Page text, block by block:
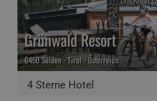
4 Sterne Hotel
Grünwald Resort
6450 Sölden - Tirol - Österreich